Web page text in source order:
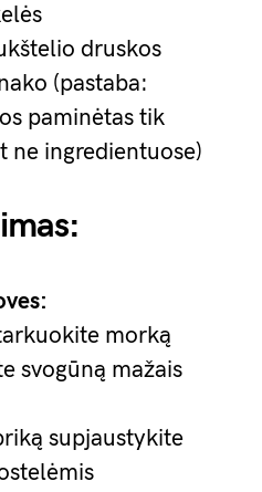
druskos
(pastaba:
paminėtas tik
ne ingredientuose)
morką
svogūną mažais
supjaustykite